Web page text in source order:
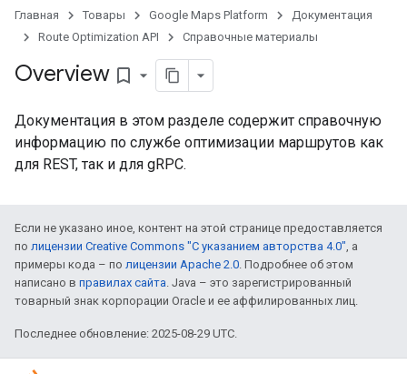
Главная Товары Google Maps Platform
Документация
Route Optimization API
Справочные материалы
Overview bookmark_border
Документация в этом разделе содержит справочную
информацию по службе оптимизации маршрутов как
для REST, так и для gRPC.
Если не указано иное, контент на этой странице предоставляется
по лицензии Creative Commons "С указанием авторства 4.0", а
примеры кода – по лицензии Apache 2.0. Подробнее об этом
написано в правилах сайта. Java – это зарегистрированный
товарный знак корпорации Oracle и ее аффилированных лиц.
Последнее обновление: 2025-08-29 UTC.